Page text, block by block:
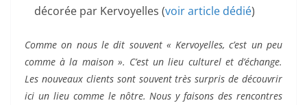
décorée par Kervoyelles (voir article dédié)
Comme on nous le dit souvent « Kervoyelles, c’est un peu
comme à la maison ». C’est un lieu culturel et d’échange.
Les nouveaux clients sont souvent très surpris de découvrir
ici un lieu comme le nôtre. Nous y faisons des rencontres